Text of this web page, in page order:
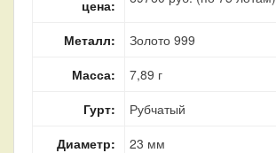
цена:
Металл:
Золото 999
Масса:
7,89 г
Гурт:
Рубчатый
Диаметр:
23 мм